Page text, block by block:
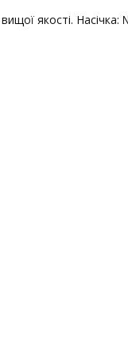
якості.